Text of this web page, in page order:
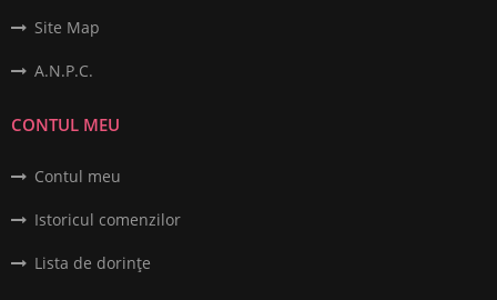
Site Map
A.N.P.C.
CONTUL MEU
Contul meu
Istoricul comenzilor
Lista de dorințe